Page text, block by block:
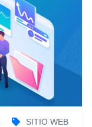
SITIO WEB